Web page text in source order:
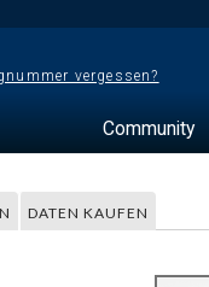
vergessen?
Community
DATEN KAUFEN